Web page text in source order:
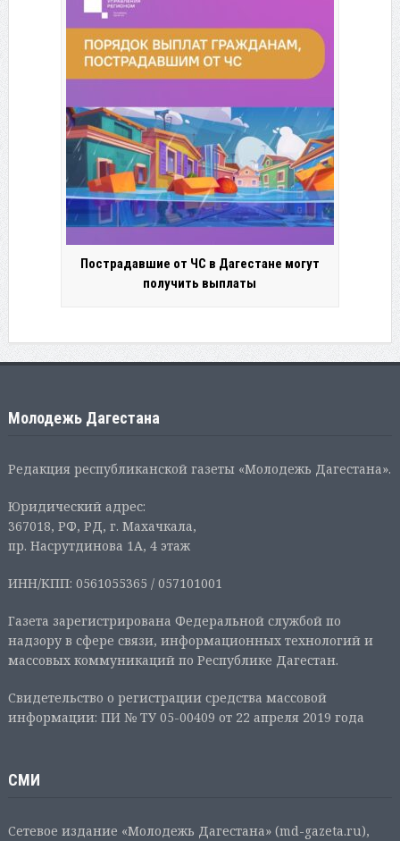
Пострадавшие от ЧС в Дагестане могут
получить выплаты
Молодежь Дагестана
Редакция республиканской газеты «Молодежь Дагестана».
Юридический адрес:
367018, РФ, РД, г. Махачкала,
пр. Насрутдинова 1А, 4 этаж
ИНН/КПП: 0561055365 / 057101001
Газета зарегистрирована Федеральной службой по
надзору в сфере связи, информационных технологий и
массовых коммуникаций по Республике Дагестан.
Свидетельство о регистрации средства массовой
информации: ПИ № ТУ 05-00409 от 22 апреля 2019 года
СМИ
Сетевое издание «Молодежь Дагестана» (md-gazeta.ru),